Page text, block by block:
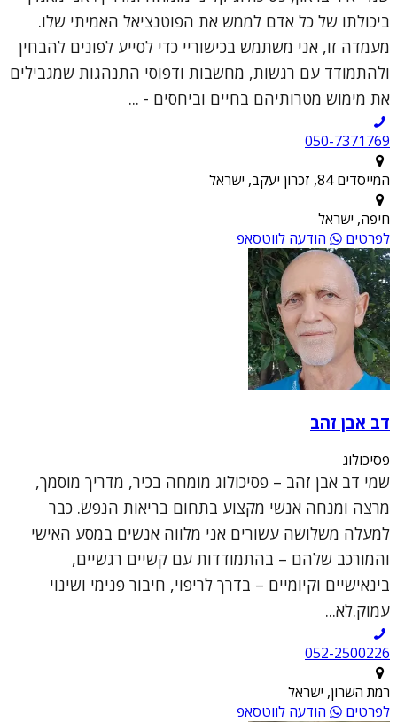
ביכולתו של כל אדם לממש את הפוטנציאל האמיתי שלו.
מעמדה זו, אני משתמש בכישוריי כדי לסייע לפונים להבחין
ולהתמודד עם רגשות, מחשבות ודפוסי התנהגות שמגבילים
את מימוש מטרותיהם בחיים וביחסים - ...
050-7371769
המייסדים 84, זכרון יעקב, ישראל
חיפה, ישראל
לפרטים
הודעה לווטסאפ
דב אבן זהב
פסיכולוג
שמי דב אבן זהב – פסיכולוג מומחה בכיר, מדריך מוסמך,
מרצה ומנחה אנשי מקצוע בתחום בריאות הנפש. כבר
למעלה משלושה עשורים אני מלווה אנשים במסע האישי
והמורכב שלהם – בהתמודדות עם קשיים רגשיים,
בינאישיים וקיומיים – בדרך לריפוי, חיבור פנימי ושינוי
עמוק.לא...
052-2500226
רמת השרון, ישראל
לפרטים
הודעה לווטסאפ